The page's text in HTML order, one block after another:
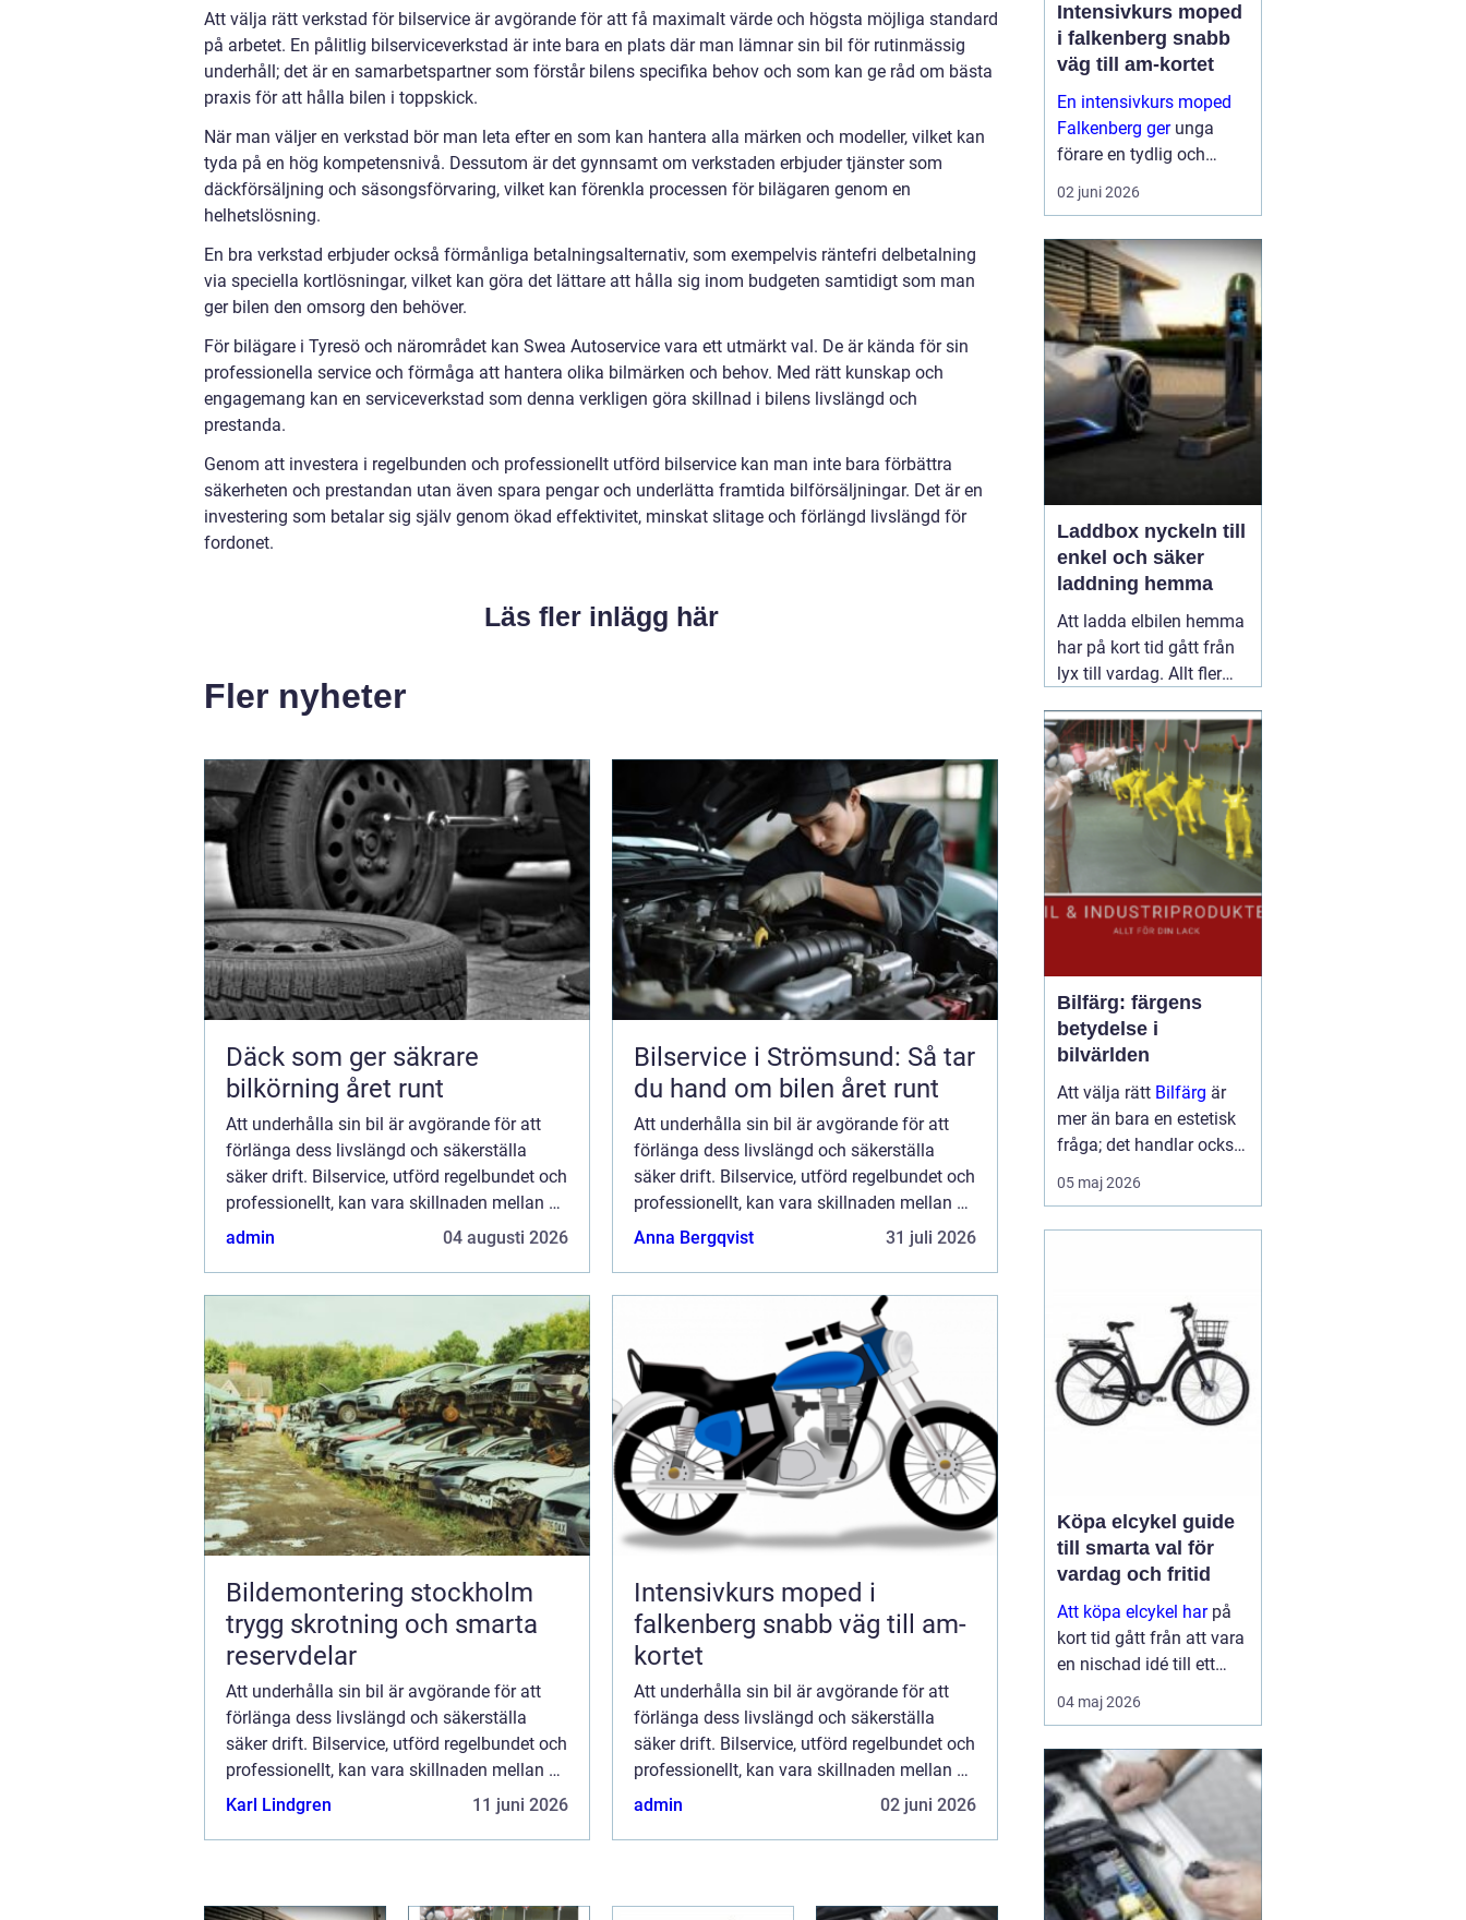
Att välja rätt verkstad för bilservice är avgörande för att få maximalt värde och högsta möjliga standard
på arbetet. En pålitlig bilserviceverkstad är inte bara en plats där man lämnar sin bil för rutinmässig
underhåll; det är en samarbetspartner som förstår bilens specifika behov och som kan ge råd om bästa
praxis för att hålla bilen i toppskick.
När man väljer en verkstad bör man leta efter en som kan hantera alla märken och modeller, vilket kan
tyda på en hög kompetensnivå. Dessutom är det gynnsamt om verkstaden erbjuder tjänster som
däckförsäljning och säsongsförvaring, vilket kan förenkla processen för bilägaren genom en
helhetslösning.
En bra verkstad erbjuder också förmånliga betalningsalternativ, som exempelvis räntefri delbetalning
via speciella kortlösningar, vilket kan göra det lättare att hålla sig inom budgeten samtidigt som man
ger bilen den omsorg den behöver.
För bilägare i Tyresö och närområdet kan Swea Autoservice vara ett utmärkt val. De är kända för sin
professionella service och förmåga att hantera olika bilmärken och behov. Med rätt kunskap och
engagemang kan en serviceverkstad som denna verkligen göra skillnad i bilens livslängd och
prestanda.
Genom att investera i regelbunden och professionellt utförd bilservice kan man inte bara förbättra
säkerheten och prestandan utan även spara pengar och underlätta framtida bilförsäljningar. Det är en
investering som betalar sig själv genom ökad effektivitet, minskat slitage och förlängd livslängd för
fordonet.
Läs fler inlägg här
Fler nyheter
Däck som ger säkrare
bilkörning året runt
Att underhålla sin bil är avgörande för att
förlänga dess livslängd och säkerställa
säker drift. Bilservice, utförd regelbundet och
professionellt, kan vara skillnaden mellan en
pålitlig k...
admin 04 augusti 2026
Bilservice i Strömsund: Så tar
du hand om bilen året runt
Att underhålla sin bil är avgörande för att
förlänga dess livslängd och säkerställa
säker drift. Bilservice, utförd regelbundet och
professionellt, kan vara skillnaden mellan en
pålitlig k...
Anna Bergqvist 31 juli 2026
Bildemontering stockholm
trygg skrotning och smarta
reservdelar
Att underhålla sin bil är avgörande för att
förlänga dess livslängd och säkerställa
säker drift. Bilservice, utförd regelbundet och
professionellt, kan vara skillnaden mellan en
pålitlig k...
Karl Lindgren 11 juni 2026
Intensivkurs moped i
falkenberg snabb väg till am-
kortet
Att underhålla sin bil är avgörande för att
förlänga dess livslängd och säkerställa
säker drift. Bilservice, utförd regelbundet och
professionellt, kan vara skillnaden mellan en
pålitlig k...
admin 02 juni 2026
Intensivkurs moped
i falkenberg snabb
väg till am-kortet
En intensivkurs moped
Falkenberg gerunga
förare en tydlig och
fokuserad väg mot AM-
körkortet. I stället för att
över flera månader
samlas teori och
praktiska moment under
ett...
02 juni 2026
Laddbox nyckeln till
enkel och säker
laddning hemma
Att ladda elbilen hemma
har på kort tid gått från
lyx till vardag. Allt fler
att kunna tanka över
natten, slippa köer vid
publika laddare och ha
full kontroll över sina
elkostnader.
31 maj
2026
Bilfärg: färgens
betydelse i
bilvärlden
Att välja rätt Bilfärg är
mer än bara en estetisk
fråga; det handlar också
om att förstå hur val av
färg kan påverka bilens
05 maj 2026
Köpa elcykel guide
till smarta val för
vardag och fritid
Att köpa elcykel harpå
kort tid gått från att vara
en nischad idé till ett
självklart alternativ för
pendling och
ersätter elcykeln både bil
och kollektivtrafik
under...
04 maj 2026